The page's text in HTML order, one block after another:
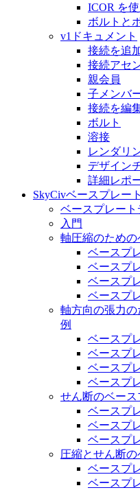
ICOR を
ボルトと
v1ドキュメント
接続を追
接続アセ
親会員
子メンバ
接続を編
ボルト
溶接
レンダリ
デザイン
詳細レポ
SkyCivベースプレー
ベースプレー
入門
軸圧縮のため
ベースプ
ベースプ
ベースプ
ベースプ
軸方向の張力
例
ベースプ
ベースプ
ベースプ
ベースプ
せん断のベース
ベースプ
ベースプ
ベースプ
圧縮とせん断
ベースプ
ベースプ